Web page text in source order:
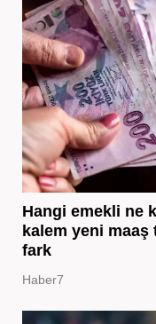
Hangi emekli ne
kalem yeni maaş
fark
Haber7